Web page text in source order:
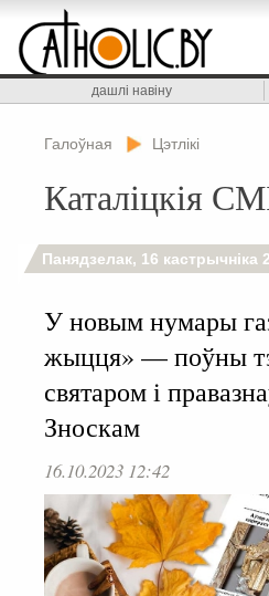
дашлі навіну
Галоўная Цэтлікі
Каталіцкія
Панядзелак, 16 кастрычніка
У новым нумары
жыцця» — поўны
святаром і
Зноскам
16.10.2023 12:42